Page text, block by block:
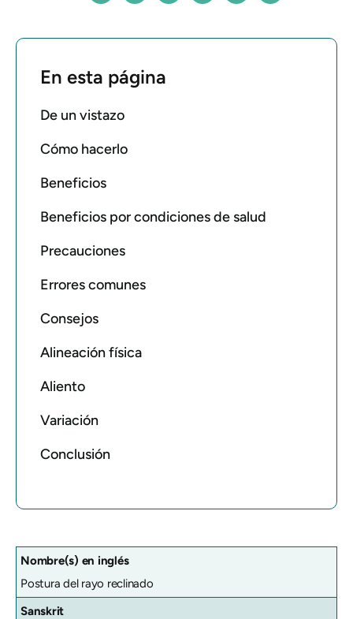
En esta página
De un vistazo
Cómo hacerlo
Beneficios
Beneficios por condiciones de salud
Precauciones
Errores comunes
Consejos
Alineación física
Aliento
Variación
Conclusión
Nombre(s) en inglés
Postura del rayo reclinado
Sanskrit